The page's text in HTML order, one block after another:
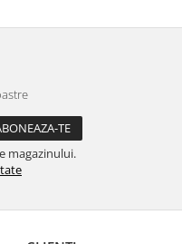
magazinului.